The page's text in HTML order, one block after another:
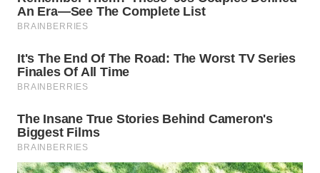
WN
DAIRI
WN
DANAU
TOBA
WN
NIAS